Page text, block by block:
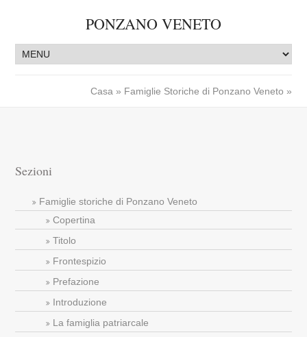
PONZANO VENETO
Casa » Famiglie Storiche di Ponzano Veneto »
Sezioni
Famiglie storiche di Ponzano Veneto
Copertina
Titolo
Frontespizio
Prefazione
Introduzione
La famiglia patriarcale